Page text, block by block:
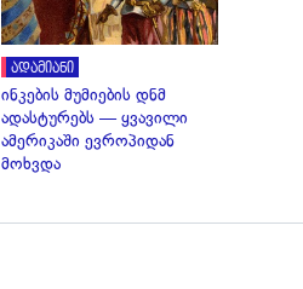
ადამიანი
ინკების მუმიების დნმ
ადასტურებს — ყვავილი
ამერიკაში ევროპიდან
მოხვდა